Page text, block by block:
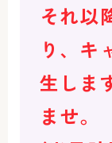
それ以
り、キ
生しま
ませ。